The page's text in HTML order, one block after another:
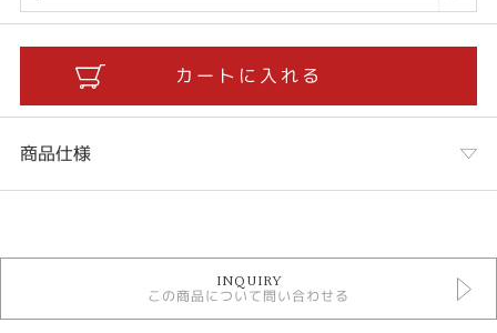
商品仕様
リング
ホワイトパール ＞ ホワイトパール リング
INQUIRY
この商品について問い合わせる